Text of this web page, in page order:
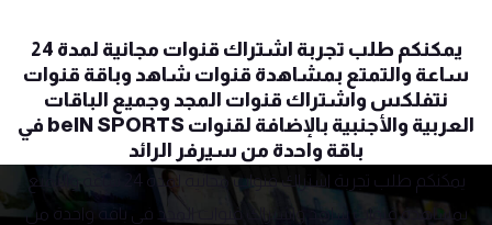
يمكنكم طلب تجربة اشتراك قنوات مجانية لمدة 24
ساعة والتمتع بمشاهدة قنوات شاهد وباقة قنوات
نتفلكس واشتراك قنوات المجد وجميع الباقات
العربية والأجنبية بالإضافة لقنوات beIN SPORTS في
باقة واحدة من سيرفر الرائد
يمكنكم طلب تجربة
اشتراك قنوات مجانية لمدة 24 ساعة والتمتع
بمشاهدة قنوات شاهد واشتراك قنوات المجد في باقة واحدة من